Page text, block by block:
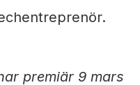
premiär 9 mars